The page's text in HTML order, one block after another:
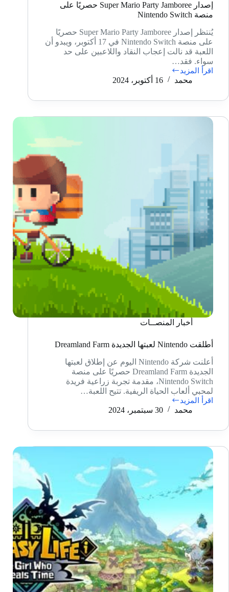
إصدار Super Mario Party Jamboree حصريًا على
منصة Nintendo Switch
يُنتظر إصدار Super Mario Party Jamboree حصريًا
على منصة Nintendo Switch في 17 أكتوبر، ويبدو أن
اللعبة قد نالت إعجاب النقاد واللاعبين على حد
سواء. فقد…
اقرأ المزيد
إصدار
Party
حصريًا
Switch
محمد 16 أكتوبر، 2024
أخبار المنصــات
أطلقت Nintendo لعبتها الجديدة Dreamland Farm
أعلنت شركة Nintendo اليوم عن إطلاق لعبتها
الجديدة Dreamland Farm حصريًا على منصة
Nintendo Switch، مقدمة تجربة زراعية فريدة
لمحبي ألعاب الحياة الريفية. تتيح اللعبة…
اقرأ المزيد
أطلقت
Nintendo
الجديدة
Farm
محمد 30 سبتمبر، 2024